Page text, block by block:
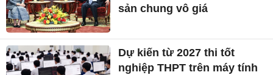
sản chung vô giá ​
Dự kiến từ 2027 thi tốt
nghiệp THPT trên máy tính